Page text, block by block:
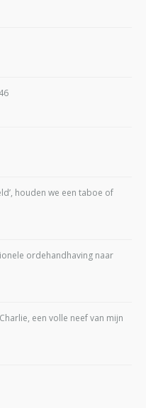
houden we een taboe of
ordehandhaving naar
een volle neef van mijn